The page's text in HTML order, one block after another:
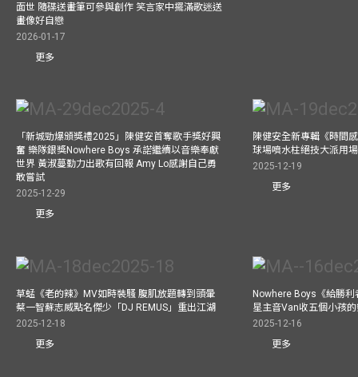
面世 隨碟送畫筆可參與創作 笑言家中擺滿歌迷送
畫像好自戀
2026-01-17
更多
「新城勁爆頒獎禮2025」陳健安首奪歌手獎好興
奮 樂隊銀獎Nowhere Boys 承諾繼續以音樂奉獻
世界 黃淑蔓勤力出歌有回報 Amy Lo感謝自己勇
敢嘗試
2025-12-29
更多
陳健安全新專輯《時間
球場噴水柱絕技大派用
2025-12-19
更多
草蜢《老的辣》MV如時裝騷 腹肌放題轉到頭暈
蔡一智蘇志威點名傑少「DJ REMUS」重出江湖
2025-12-18
更多
Nowhere Boys《給勝
星主音Van收五個小孩
2025-12-16
更多